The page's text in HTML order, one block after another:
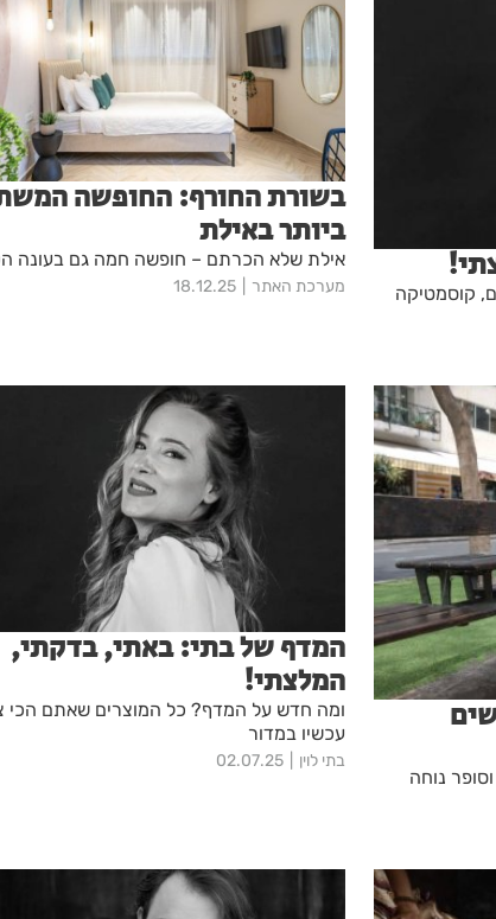
קוסמטיקה
בשורת החורף: החופשה
ביותר באילת
אילת שלא הכרתם – חופשה חמה גם בעונה
מערכת האתר 18.12.25
נוחה
המדף של בתי: באתי, בדקתי,
המלצתי!
ומה חדש על המדף? כל המוצרים שאתם הכי
עכשיו במדור
בתי לוין 02.07.25